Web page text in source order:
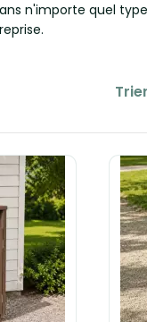
n'importe quel